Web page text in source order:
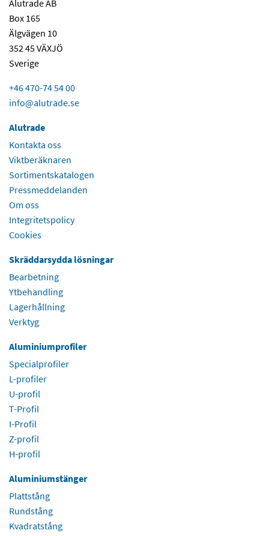
Alutrade AB
Box 165
Älgvägen 10
352 45 VÄXJÖ
Sverige
+46 470-74 54 00
info@alutrade.se
Alutrade
Kontakta oss
Viktberäknaren
Sortimentskatalogen
Pressmeddelanden
Om oss
Integritetspolicy
Cookies
Skräddarsydda lösningar
Bearbetning
Ytbehandling
Lagerhållning
Verktyg
Aluminiumprofiler
Specialprofiler
L-profiler
U-profil
T-Profil
I-Profil
Z-profil
H-profil
Aluminiumstänger
Plattstång
Rundstång
Kvadratstång